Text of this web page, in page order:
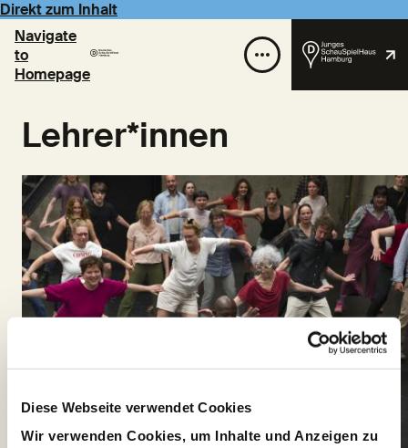
Diese Webseite verwendet Cookies
Wir verwenden Cookies, um Inhalte und Anzeigen zu
Direkt zum Inhalt
Navigate
to
Homepage
Lehrer*innen